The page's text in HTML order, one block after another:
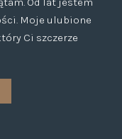
Moje ulubione
Ci szczerze